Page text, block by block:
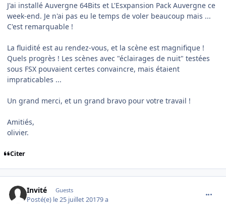
J'ai installé Auvergne 64Bits et L'Esxpansion Pack Auvergne ce
week-end. Je n'ai pas eu le temps de voler beaucoup mais ...
C'est remarquable !
La fluidité est au rendez-vous, et la scène est magnifique !
Quels progrès ! Les scènes avec "éclairages de nuit" testées
sous FSX pouvaient certes convaincre, mais étaient
impraticables ...
Un grand merci, et un grand bravo pour votre travail !
Amitiés,
olivier.
Citer
Invité Guests
Posté(e) le 25 juillet 20179 a